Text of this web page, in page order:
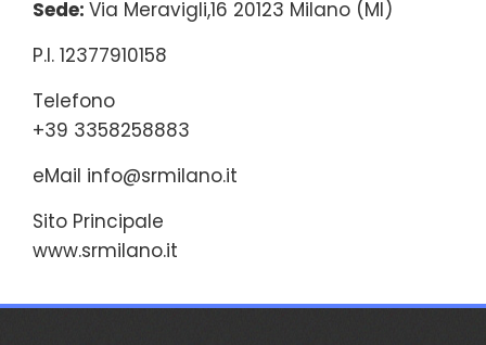
Sede: Via Meravigli,16 20123 Milano (MI)
P.I. 12377910158
Telefono
+39 3358258883
eMail info@srmilano.it
Sito Principale
www.srmilano.it